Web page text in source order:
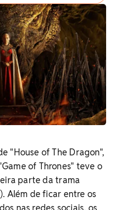
"House of The Dragon",
of Thrones" teve o
parte da trama
Além de ficar entre os